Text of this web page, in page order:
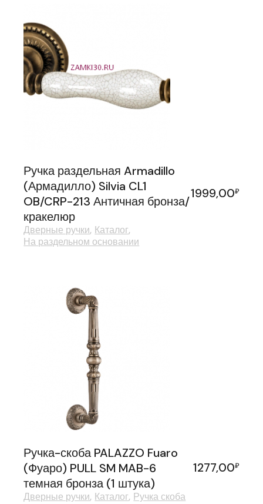
Ручка раздельная Armadillo
(Армадилло) Silvia CL1
OB/CRP-213 Античная бронза/
кракелюр
1999,00₽
Дверные ручки Каталог
На раздельном основании
Ручка-скоба PALAZZO Fuaro
(Фуаро) PULL SM MAB-6
темная бронза (1 штука)
1277,00₽
Дверные ручки Каталог Ручка скоба